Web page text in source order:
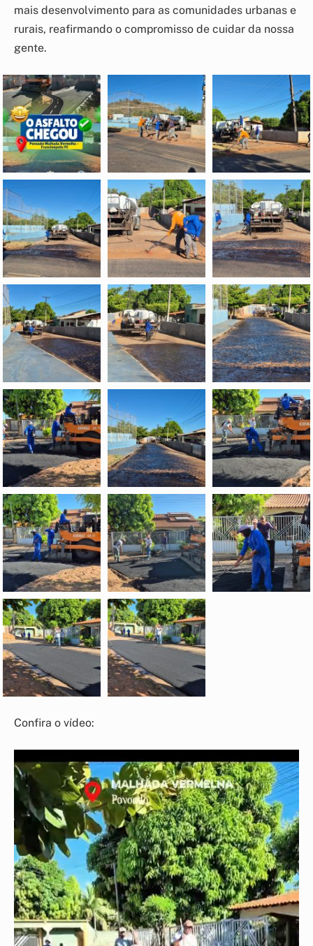
mais desenvolvimento para as comunidades urbanas e
rurais, reafirmando o compromisso de cuidar da nossa
gente.
Confira o vídeo:
Tocador
de
vídeo